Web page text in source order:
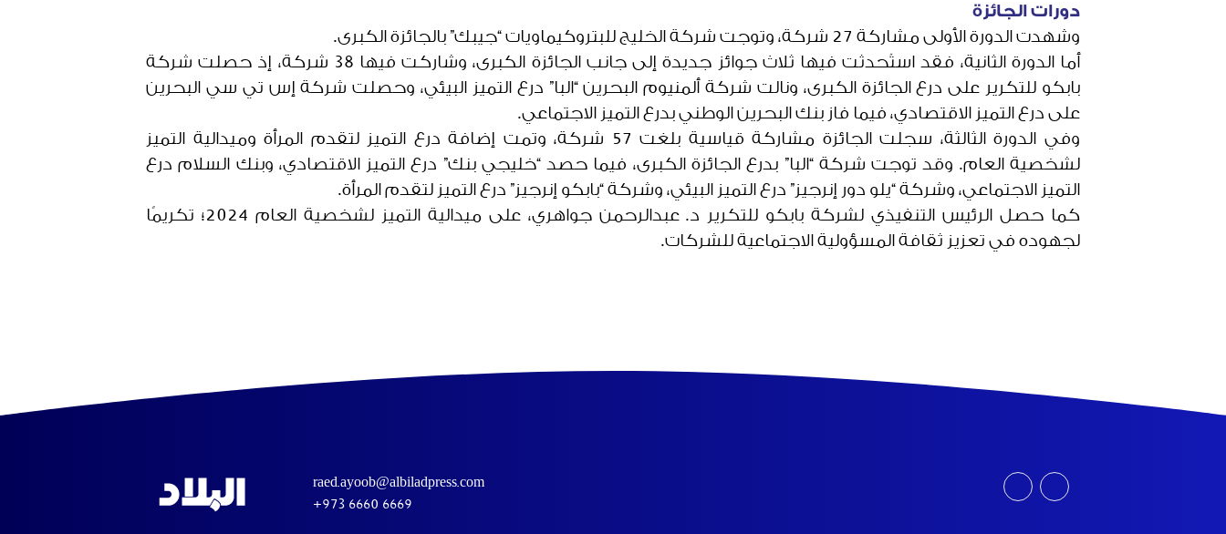
دورات الجائزة
وشهدت الدورة الأولى مشاركة 27 شركة، وتوجت شركة الخليج للبتروكيماويات “جيبك” بالجائزة الكبرى.
أما الدورة الثانية، فقد استُحدثت فيها ثلاث جوائز جديدة إلى جانب الجائزة الكبرى، وشاركت فيها 38 شركة، إذ حصلت شركة
بابكو للتكرير على درع الجائزة الكبرى، ونالت شركة ألمنيوم البحرين “البا” درع التميز البيئي، وحصلت شركة إس تي سي البحرين
على درع التميز الاقتصادي، فيما فاز بنك البحرين الوطني بدرع التميز الاجتماعي.
وفي الدورة الثالثة، سجلت الجائزة مشاركة قياسية بلغت 57 شركة، وتمت إضافة درع التميز لتقدم المرأة وميدالية التميز
لشخصية العام. وقد توجت شركة “البا” بدرع الجائزة الكبرى، فيما حصد “خليجي بنك” درع التميز الاقتصادي، وبنك السلام درع
التميز الاجتماعي، وشركة “يلو دور إنرجيز” درع التميز البيئي، وشركة “بابكو إنرجيز” درع التميز لتقدم المرأة.
كما حصل الرئيس التنفيذي لشركة بابكو للتكرير د. عبدالرحمن جواهري، على ميدالية التميز لشخصية العام 2024؛ تكريمًا
لجهوده في تعزيز ثقافة المسؤولية الاجتماعية للشركات.
raed.ayoob@albiladpress.com
+973 6660 6669